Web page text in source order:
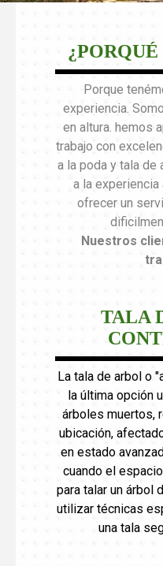
Porque
experiencia.
en altura. hemos
trabajo con
a la poda y tala de
a la experiencia
ofrecer un
Nuestros
TALA
La tala de arbol o
la última opción
árboles muertos,
ubicación,
en estado
cuando el
para talar un árbol
utilizar técnicas
una tala